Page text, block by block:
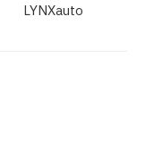
LYNXauto